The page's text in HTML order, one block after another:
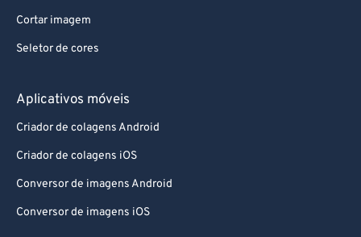
Cortar imagem
Seletor de cores
Aplicativos móveis
Criador de colagens Android
Criador de colagens iOS
Conversor de imagens Android
Conversor de imagens iOS